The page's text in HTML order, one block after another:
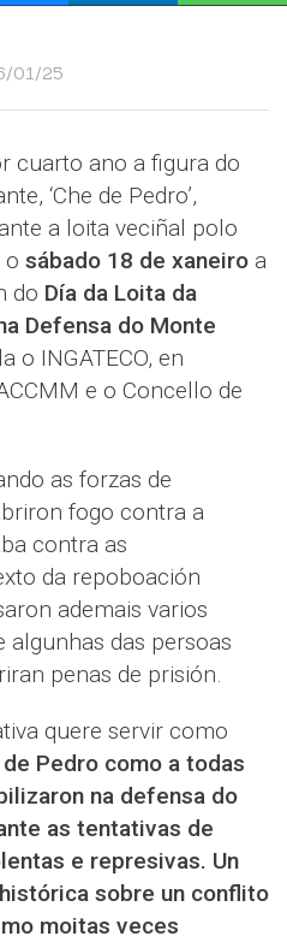
01/25
cuarto ano a figura do
‘Che de Pedro’,
a loita veciñal polo
o sábado 18 de xaneiro a
do Día da Loita da
Defensa do Monte
o INGATECO, en
e o Concello de
as forzas de
fogo contra a
contra as
da repoboación
ademais varios
das persoas
penas de prisión.
quere servir como
Pedro como a todas
na defensa do
as tentativas de
e represivas. Un
sobre un conflito
moitas veces